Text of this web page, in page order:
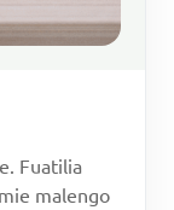
Fuatilia
malengo